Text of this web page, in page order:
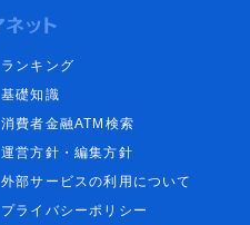
ランキング
基礎知識
消費者金融ATM検索
運営方針・編集方針
外部サービスの利用について
プライバシーポリシー